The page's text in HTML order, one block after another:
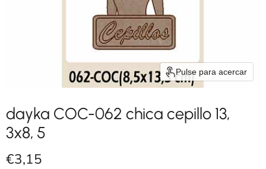
Pulse para acercar
dayka COC-062 chica cepillo 13,
3x8, 5
Precio actual
€3,15